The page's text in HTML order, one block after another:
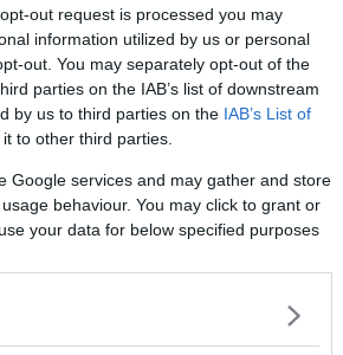
out request is processed you may
information utilized by us or personal
out. You may separately opt-out of the
parties on the IAB’s list of downstream
by us to third parties on the IAB’s List of
to other third parties.
Google services and may gather and store
behaviour. You may click to grant or
your data for below specified purposes
för en tredjedel av marknaden.